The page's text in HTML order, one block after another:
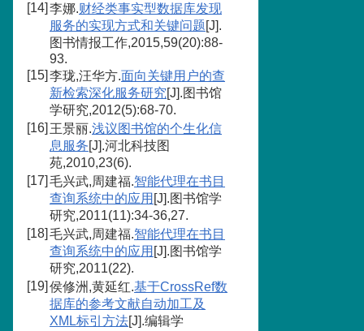
[14] 李娜.财经类事实型数据库发现
服务的实现方式和关键问题[J].
图书情报工作,2015,59(20):88-
93.
[15] 李珑,汪华方.面向关键用户的查
新检索深化服务研究[J].图书馆
学研究,2012(5):68-70.
[16] 王景丽.浅议图书馆的个生化信
息服务[J].河北科技图
苑,2010,23(6).
[17] 毛兴武,周建福.智能代理在书目
查询系统中的应用 [J].图书馆学
研究,2011(11):34-36,27.
[18] 毛兴武,周建福.智能代理在书目
查询系统中的应用 [J].图书馆学
研究,2011(22).
[19] 侯修洲,黄延红.基于CrossRef数
据库的参考文献自动加工及
XML标引方法[J].编辑学